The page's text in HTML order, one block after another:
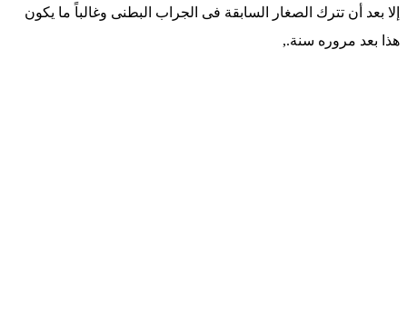
إلا بعد أن تترك الصغار السابقة فى الجراب البطنى وغالباً ما يكون
هذا بعد مروره سنة.,